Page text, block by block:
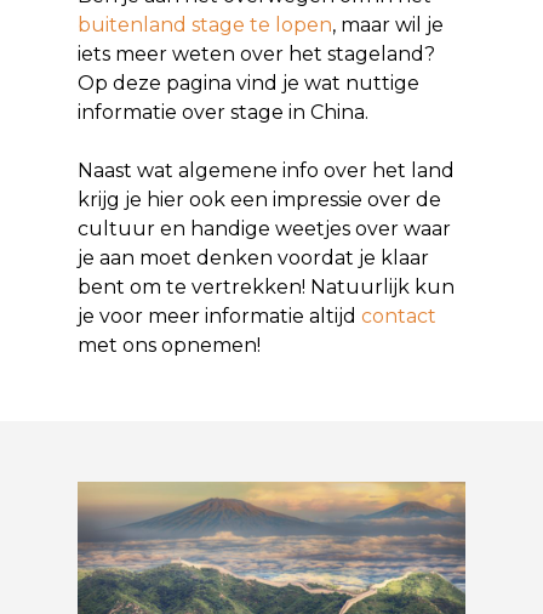
buitenland stage te lopen, maar wil je
iets meer weten over het stageland?
Op deze pagina vind je wat nuttige
informatie over stage in China.
Naast wat algemene info over het land
krijg je hier ook een impressie over de
cultuur en handige weetjes over waar
je aan moet denken voordat je klaar
bent om te vertrekken! Natuurlijk kun
je voor meer informatie altijd contact
met ons opnemen!